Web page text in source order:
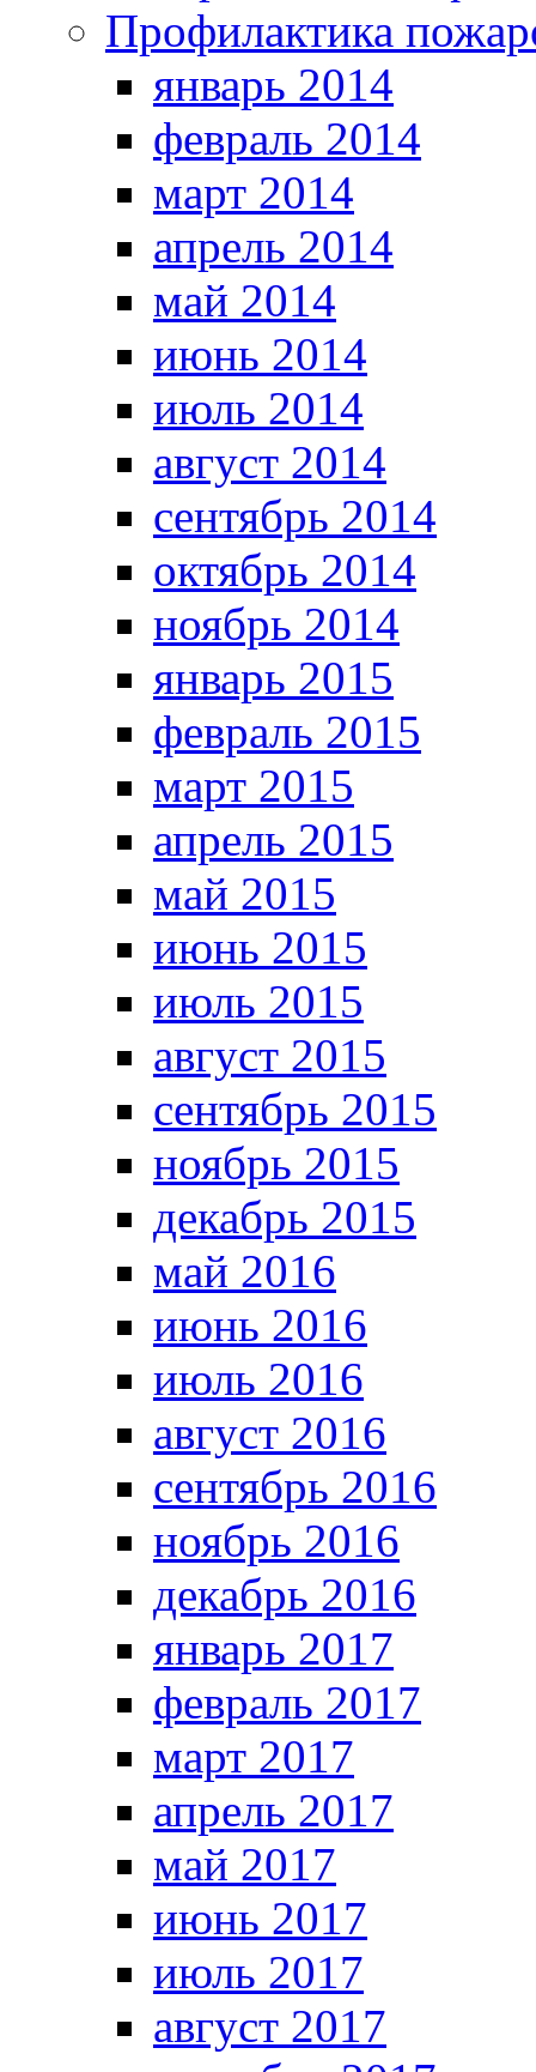
Профилактика
январь 2014
февраль 2014
март 2014
апрель 2014
май 2014
июнь 2014
июль 2014
август 2014
сентябрь 2014
октябрь 2014
ноябрь 2014
январь 2015
февраль 2015
март 2015
апрель 2015
май 2015
июнь 2015
июль 2015
август 2015
сентябрь 2015
ноябрь 2015
декабрь 2015
май 2016
июнь 2016
июль 2016
август 2016
сентябрь 2016
ноябрь 2016
декабрь 2016
январь 2017
февраль 2017
март 2017
апрель 2017
май 2017
июнь 2017
июль 2017
август 2017